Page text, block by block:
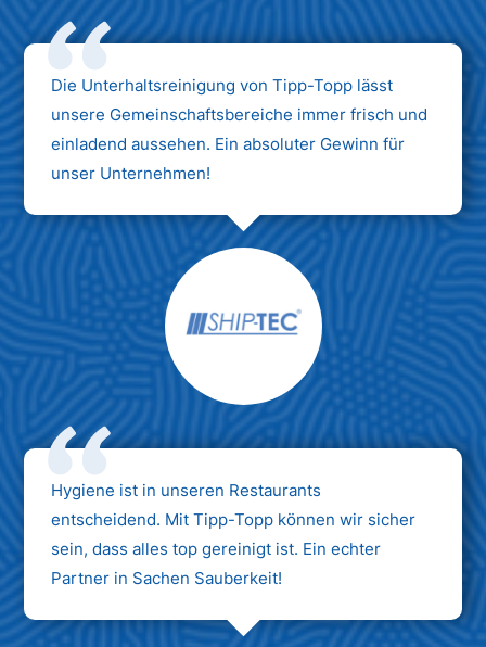
Die Unterhaltsreinigung von Tipp-Topp lässt
unsere Gemeinschaftsbereiche immer frisch und
einladend aussehen. Ein absoluter Gewinn für
unser Unternehmen!
Hygiene ist in unseren Restaurants
entscheidend. Mit Tipp-Topp können wir sicher
sein, dass alles top gereinigt ist. Ein echter
Partner in Sachen Sauberkeit!